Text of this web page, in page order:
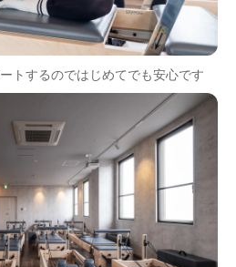
トするのではじめてでも安心です